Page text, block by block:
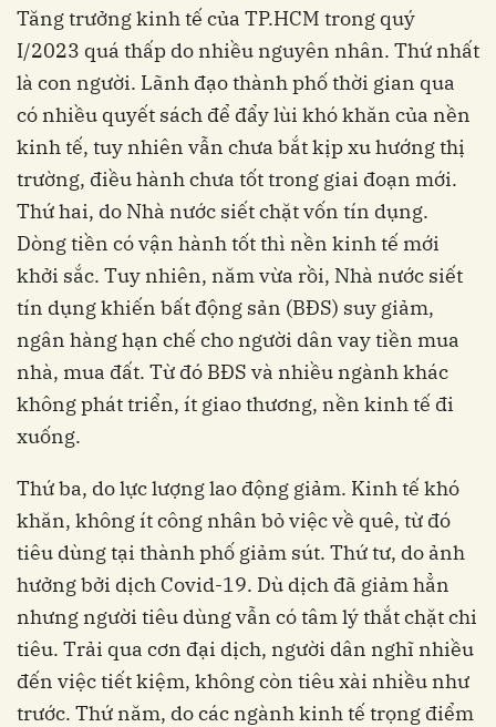
Tăng trưởng kinh tế của TP.HCM trong quý
I/2023 quá thấp do nhiều nguyên nhân. Thứ nhất
là con người. Lãnh đạo thành phố thời gian qua
có nhiều quyết sách để đẩy lùi khó khăn của nền
kinh tế, tuy nhiên vẫn chưa bắt kịp xu hướng thị
trường, điều hành chưa tốt trong giai đoạn mới.
Thứ hai, do Nhà nước siết chặt vốn tín dụng.
Dòng tiền có vận hành tốt thì nền kinh tế mới
khởi sắc. Tuy nhiên, năm vừa rồi, Nhà nước siết
tín dụng khiến bất động sản (BĐS) suy giảm,
ngân hàng hạn chế cho người dân vay tiền mua
nhà, mua đất. Từ đó BĐS và nhiều ngành khác
không phát triển, ít giao thương, nền kinh tế đi
xuống.
Thứ ba, do lực lượng lao động giảm. Kinh tế khó
khăn, không ít công nhân bỏ việc về quê, từ đó
tiêu dùng tại thành phố giảm sút. Thứ tư, do ảnh
hưởng bởi dịch Covid-19. Dù dịch đã giảm hẳn
nhưng người tiêu dùng vẫn có tâm lý thắt chặt chi
tiêu. Trải qua cơn đại dịch, người dân nghĩ nhiều
đến việc tiết kiệm, không còn tiêu xài nhiều như
trước. Thứ năm, do các ngành kinh tế trọng điểm